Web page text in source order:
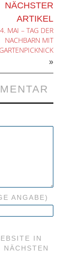
NÄCHSTER
ARTIKEL
MAI – TAG DER
NACHBARN MIT
GARTENPICKNICK
»
ANGABE)
IN